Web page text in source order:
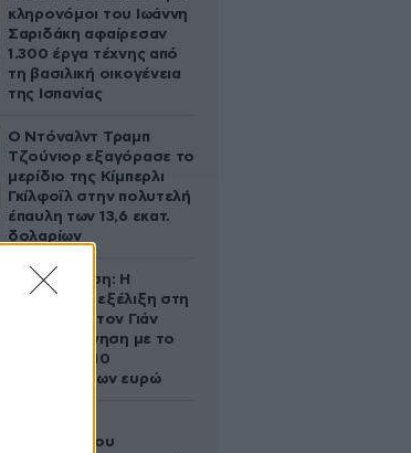
κληρονόμοι του Ιωάννη
Σαριδάκη αφαίρεσαν
1.300 έργα τέχνης από
τη βασιλική οικογένεια
της Ισπανίας
Ο Ντόναλντ Τραμπ
Τζούνιορ εξαγόρασε το
μερίδιο της Κίμπερλι
Γκίλφοϊλ στην πολυτελή
έπαυλη των 13,6 εκατ.
δολαρίων
Αθηνά Ωνάση: Η
απρόσμενη εξέλιξη στη
διαμάχη με τον Γιάν
Τοπς – Η κίνηση με το
άλογο των 10
εκατομμυρίων ευρώ
Τζώρτζογλου